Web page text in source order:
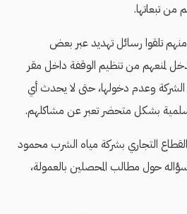
من تبعاتها.
منهم تلقوا رسائل تهديد عبر بعض
لمنعهم من تنظيم الوقفة داخل مقر
الشركة وعدم دخولها، حتى لا يحدث أي
بشكل متحضر تعبر عن مشاكلهم.
التجاري بشركة مياه الشرب محمود
حول مطالب المحصلين بالعمولة،